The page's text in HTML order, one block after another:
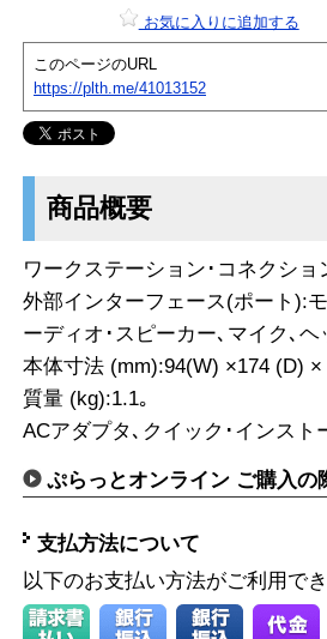
お気に入りに追加する
このページのURL
https://plth.me/41013152
商品概要
ワークステーション･コネクショ
外部インターフェース(ポート):
ーディオ･スピーカー､マイク､
本体寸法 (mm):94(W) ×174 (D) ×
質量 (kg):1.1｡
ACアダプタ､クイック･インスト
ぷらっとオンライン ご購入の
支払方法について
以下のお支払い方法がご利用で